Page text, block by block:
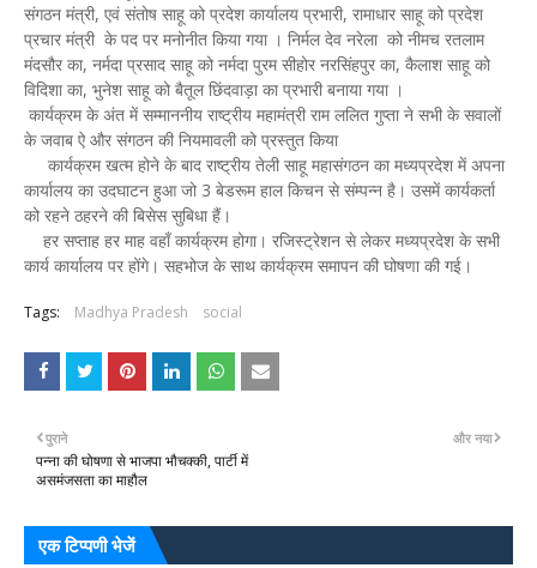
संगठन मंत्री, एवं संतोष साहू को प्रदेश कार्यालय प्रभारी, रामाधार साहू को प्रदेश
प्रचार मंत्री के पद पर मनोनीत किया गया । निर्मल देव नरेला को नीमच रतलाम
मंदसौर का, नर्मदा प्रसाद साहू को नर्मदा पुरम सीहोर नरसिंहपुर का, कैलाश साहू को
विदिशा का, भुनेश साहू को बैतूल छिंदवाड़ा का प्रभारी बनाया गया ।
कार्यक्रम के अंत में सम्माननीय राष्ट्रीय महामंत्री राम ललित गुप्ता ने सभी के सवालों
के जवाब ऐ और संगठन की नियमावली को प्रस्तुत किया
कार्यक्रम खत्म होने के बाद राष्ट्रीय तेली साहू महासंगठन का मध्यप्रदेश में अपना
कार्यालय का उदघाटन हुआ जो 3 बेडरूम हाल किचन से संम्पन्न है। उसमें कार्यकर्ता
को रहने ठहरने की बिसेस सुबिधा हैं।
हर सप्ताह हर माह वहाँ कार्यक्रम होगा‌। रजिस्ट्रेशन से लेकर मध्यप्रदेश के सभी
कार्य कार्यालय पर होंगे। सहभोज के साथ कार्यक्रम समापन की घोषणा की गई।
Tags: Madhya Pradesh social
और नया
पुराने
पन्ना की घोषणा से भाजपा भौचक्की, पार्टी में
असमंजसता का माहौल
एक टिप्पणी भेजें